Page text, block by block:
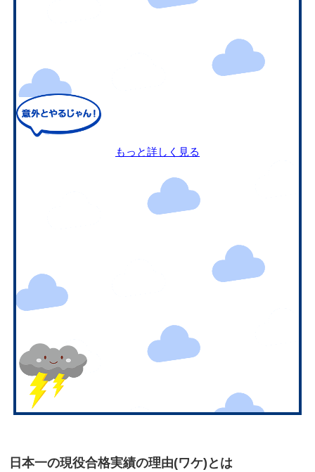
もっと詳しく見る
日本一の現役合格実績の理由(ワケ)とは